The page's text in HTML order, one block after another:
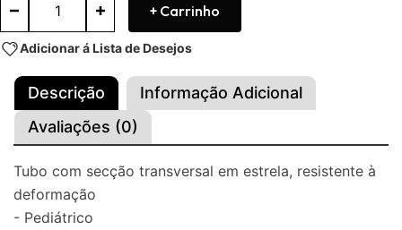
+ Carrinho
Adicionar á Lista de Desejos
Descrição
Informação Adicional
Avaliações (0)
Tubo com secção transversal em estrela, resistente à
deformação
- Pediátrico